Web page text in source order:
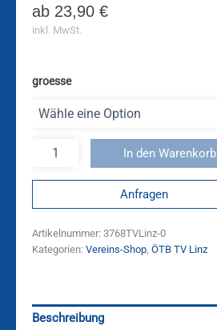
ab 23,90 €
inkl. MwSt.
groesse
In den Warenkorb
Anfragen
Artikelnummer: 3768TVLinz-0
Kategorien: Vereins-Shop ÖTB TV Linz
Beschreibung